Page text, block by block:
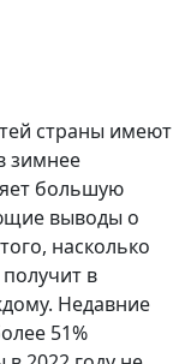
страны имеют
зимнее
большую
выводы о
насколько
в
Недавние
51%